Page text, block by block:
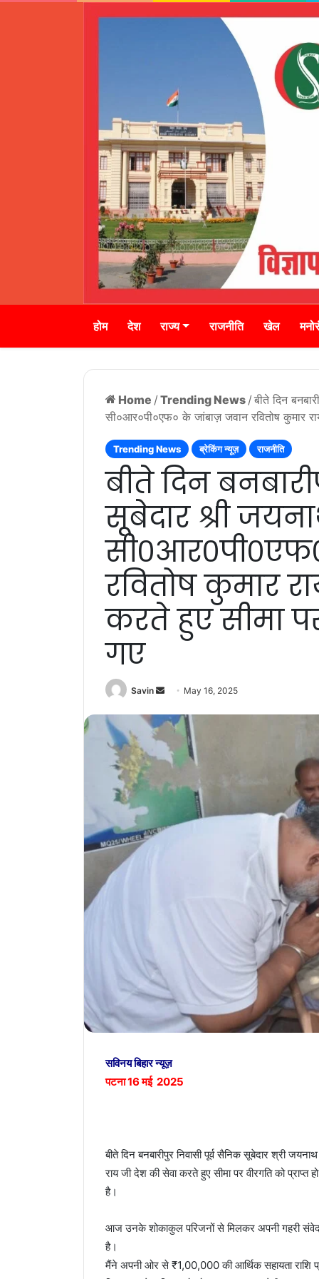
होम देश राज्य राजनीति खेल
Home / Trending News / बीते दिन
सी०आर०पी०एफ० के जांबाज़ जवान रवितोष कुमार
Trending News ब्रेकिंग न्यूज़ राजनीति
बीते दिन
सूबेदार श्री
रवितोष कुमार
करते हुए सीमा पर
गए
Savin
Send
email
May 16, 2025
सविनय बिहार न्यूज़
पटना 16 मई 2025
बीते दिन बनबारीपुर निवासी पूर्व सैनिक सूबेदार श्री
राय जी देश की सेवा करते हुए सीमा पर वीरगति को
है।
आज उनके शोकाकुल परिजनों से मिलकर अपनी गहरी
है।
मैंने अपनी ओर से ₹1,00,000 की आर्थिक सहायता राशि